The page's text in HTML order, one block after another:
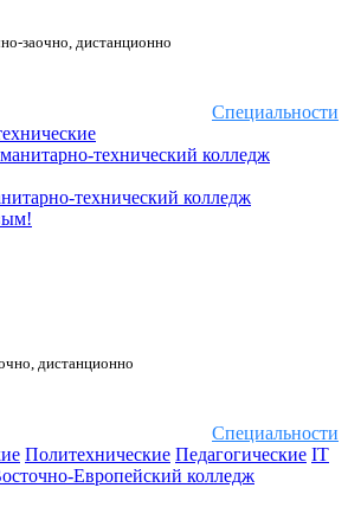
заочно, дистанционно
Специальности
технический колледж
дистанционно
Специальности
Политехнические Педагогические IT